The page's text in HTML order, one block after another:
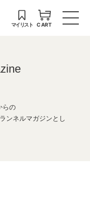
マイリスト CART
らの
ンネルマガジンとし